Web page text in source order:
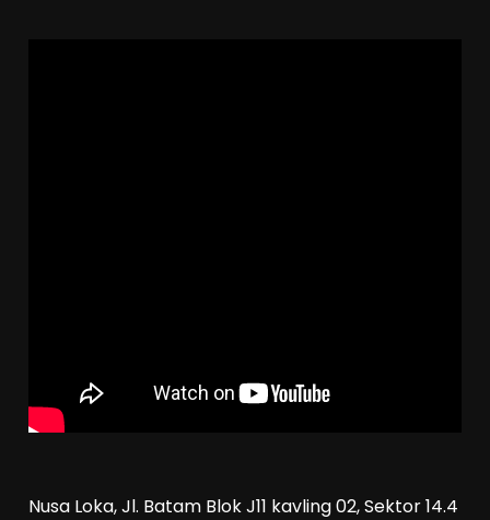
Nusa Loka, Jl. Batam Blok J11 kavling 02, Sektor 14.4